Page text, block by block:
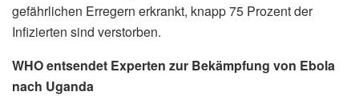
gefährlichen Erregern erkrankt, knapp 75 Prozent der
Infizierten sind verstorben.
WHO entsendet Experten zur Bekämpfung von Ebola
nach Uganda